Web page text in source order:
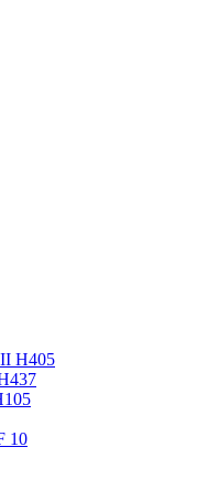
H405
10